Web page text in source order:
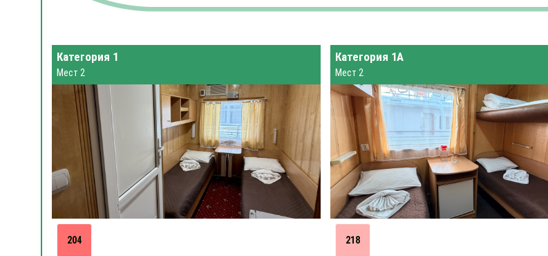
Категория 1
Мест 2
204
Категория 1А
Мест 2
218